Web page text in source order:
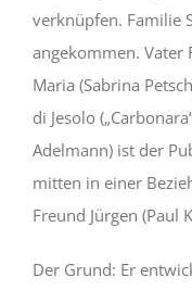
verknüpfen. Familie
angekommen. Vater
Maria (Sabrina
di Jesolo
Adelmann) ist der
mitten in einer
Freund Jürgen (Paul
Der Grund: Er